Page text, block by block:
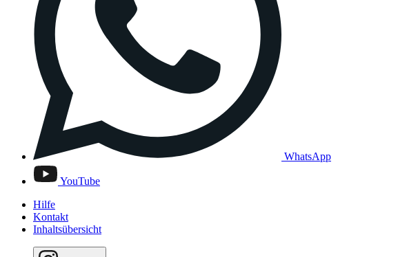
WhatsApp
YouTube
Hilfe
Kontakt
Inhaltsübersicht